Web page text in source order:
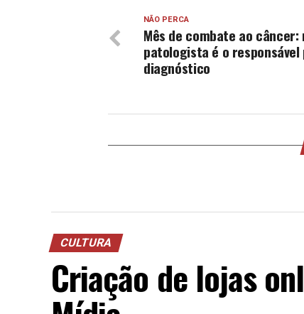
NÃO PERCA
Mês de combate ao câncer:
patologista é o responsável
diagnóstico
CULTURA
Criação de lojas